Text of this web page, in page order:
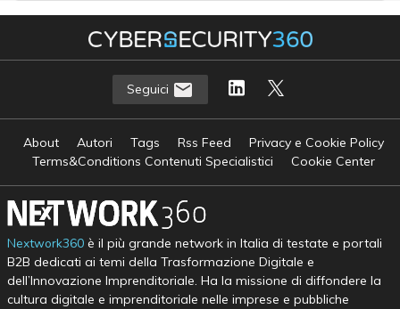
Seguici
About Autori Tags Rss Feed
Privacy e Cookie Policy
Terms&Conditions Contenuti Specialistici
Cookie Center
Nextwork360è il più grande network in Italia di testate e portali
B2B dedicati ai temi della Trasformazione Digitale e
dell’Innovazione Imprenditoriale. Ha la missione di diffondere la
cultura digitale e imprenditoriale nelle imprese e pubbliche